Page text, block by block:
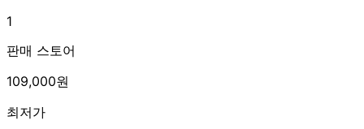
1
판매 스토어
109,000원
최저가